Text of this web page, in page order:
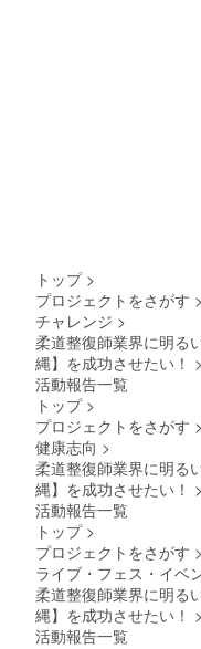
トップ >
プロジェクトをさがす >
チャレンジ >
柔道整復師業界に明る
縄】を成功させたい！ >
活動報告一覧
トップ >
プロジェクトをさがす >
健康志向 >
柔道整復師業界に明る
縄】を成功させたい！ >
活動報告一覧
トップ >
プロジェクトをさがす >
ライブ・フェス・イベ
柔道整復師業界に明る
縄】を成功させたい！ >
活動報告一覧